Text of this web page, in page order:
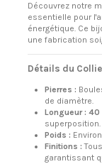
Découvrez notre
essentielle pour
énergétique. Ce
une fabrication
Détails du
Pierres :
de diamètre.
Longueur : 40
superposition.
Poids : Environ
Finitions :
garantissant